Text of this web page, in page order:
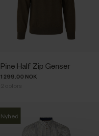
Pine Half Zip Genser
1 299.00 NOK
Nyhed